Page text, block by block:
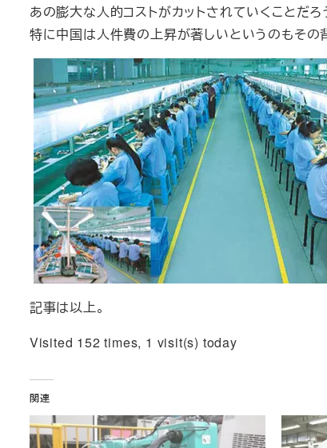
あの膨大な人的コストがカットされていくことだろ
特に中国は人件費の上昇が著しいというのもその
記事は以上。
Visited 152 times, 1 visit(s) today
関連